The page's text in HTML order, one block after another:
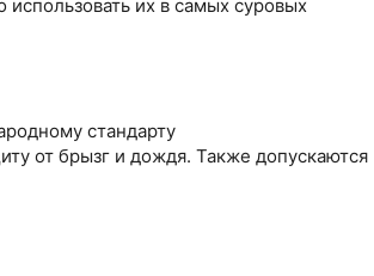
их в самых суровых
стандарту
от брызг и дождя. Также допускаются